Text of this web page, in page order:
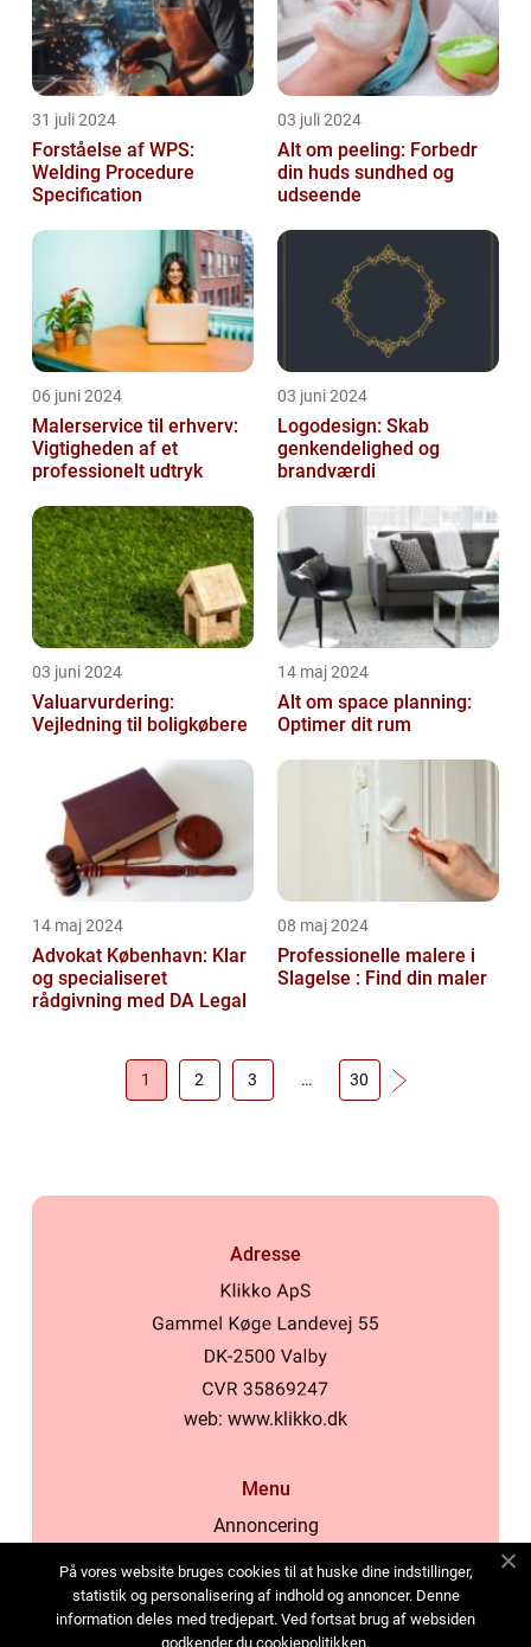
31 juli 2024
Forståelse af WPS:
Welding Procedure
Specification
03 juli 2024
Alt om peeling: Forbedr
din huds sundhed og
udseende
06 juni 2024
Malerservice til erhverv:
Vigtigheden af et
professionelt udtryk
03 juni 2024
Logodesign: Skab
genkendelighed og
brandværdi
03 juni 2024
Valuarvurdering:
Vejledning til boligkøbere
14 maj 2024
Alt om space planning:
Optimer dit rum
14 maj 2024
Advokat København: Klar
og specialiseret
rådgivning med DA Legal
08 maj 2024
Professionelle malere i
Slagelse : Find din maler
1 2 3 … 30
Adresse
web: www.klikko.dk
Menu
Annoncering
Cookies
Kontakt os
På vores website bruges cookies til at huske dine indstillinger,
statistik og personalisering af indhold og annoncer. Denne
information deles med tredjepart. Ved fortsat brug af websiden
godkender du cookiepolitikken.